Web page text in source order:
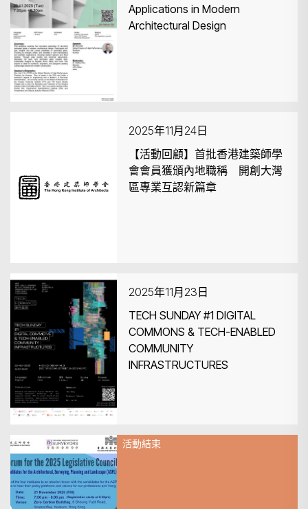
Applications in Modern
Architectural Design
2025年11月24日
【活動回顧】首批香港建築師學
會會員獲頒內地職稱 開創大灣
區專業互認新篇章
2025年11月23日
TECH SUNDAY #1 DIGITAL
COMMONS & TECH-ENABLED
COMMUNITY
INFRASTRUCTURES
活動結束